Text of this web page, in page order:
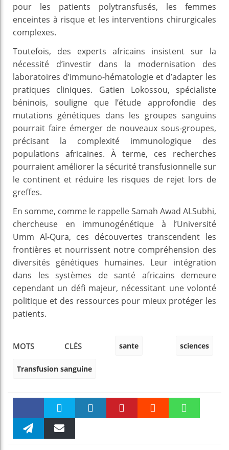
pour les patients polytransfusés, les femmes
enceintes à risque et les interventions chirurgicales
complexes.
Toutefois, des experts africains insistent sur la
nécessité d’investir dans la modernisation des
laboratoires d’immuno-hématologie et d’adapter les
pratiques cliniques. Gatien Lokossou, spécialiste
béninois, souligne que l’étude approfondie des
mutations génétiques dans les groupes sanguins
pourrait faire émerger de nouveaux sous-groupes,
précisant la complexité immunologique des
populations africaines. À terme, ces recherches
pourraient améliorer la sécurité transfusionnelle sur
le continent et réduire les risques de rejet lors de
greffes.
En somme, comme le rappelle Samah Awad ALSubhi,
chercheuse en immunogénétique à l’Université
Umm Al-Qura, ces découvertes transcendent les
frontières et nourrissent notre compréhension des
diversités génétiques humaines. Leur intégration
dans les systèmes de santé africains demeure
cependant un défi majeur, nécessitant une volonté
politique et des ressources pour mieux protéger les
patients.
MOTS CLÉS sante sciences
Transfusion sanguine
Faceboo Twitter